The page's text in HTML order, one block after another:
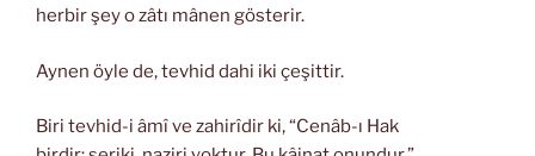
herbir şey o zâtı mânen gösterir.
Aynen öyle de, tevhid dahi iki çeşittir.
Biri tevhid-i âmî ve zahirîdir ki, “Cenâb-ı Hak